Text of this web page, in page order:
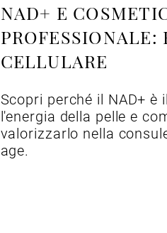
NAD+ E
CELLULARE
Scopri perché il NAD+
l'energia della pelle e
valorizzarlo nella
age.